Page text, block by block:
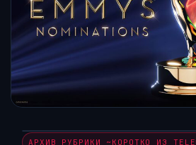
АРХИВ РУБРИКИ ~КОРОТКО ИЗ